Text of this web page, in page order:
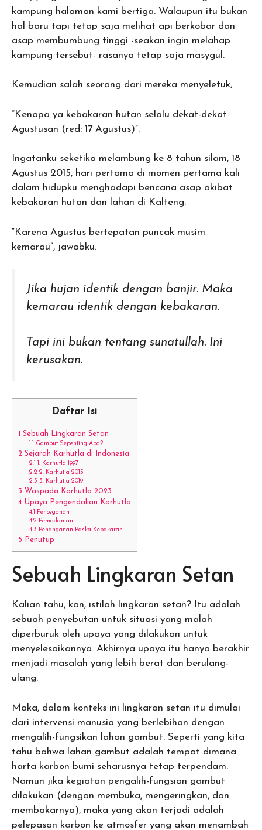
kampung halaman kami bertiga. Walaupun itu bukan
hal baru tapi tetap saja melihat api berkobar dan
asap membumbung tinggi -seakan ingin melahap
kampung tersebut- rasanya tetap saja masygul.
Kemudian salah seorang dari mereka menyeletuk,
“Kenapa ya kebakaran hutan selalu dekat-dekat
Agustusan (red: 17 Agustus)”.
Ingatanku seketika melambung ke 8 tahun silam, 18
Agustus 2015, hari pertama di momen pertama kali
dalam hidupku menghadapi bencana asap akibat
kebakaran hutan dan lahan di Kalteng.
“Karena Agustus bertepatan puncak musim
kemarau”, jawabku.
Jika hujan identik dengan banjir. Maka
kemarau identik dengan kebakaran.
Tapi ini bukan tentang sunatullah. Ini
kerusakan.
Daftar Isi
Sebuah Lingkaran Setan
1.1 Gambut Sepenting Apa?
2 Sejarah Karhutla di Indonesia
2.1 1. Karhutla 1997
2.2 2. Karhutla 2015
2.3 3. Karhutla 2019
3 Waspada Karhutla 2023
4 Upaya Pengendalian Karhutla
4.1 Pencegahan
4.2 Pemadaman
4.3 Penanganan Paska Kebakaran
5 Penutup
Sebuah Lingkaran Setan
Kalian tahu, kan, istilah lingkaran setan? Itu adalah
sebuah penyebutan untuk situasi yang malah
diperburuk oleh upaya yang dilakukan untuk
menyelesaikannya. Akhirnya upaya itu hanya berakhir
menjadi masalah yang lebih berat dan berulang-
ulang.
Maka, dalam konteks ini lingkaran setan itu dimulai
dari intervensi manusia yang berlebihan dengan
mengalih-fungsikan lahan gambut. Seperti yang kita
tahu bahwa lahan gambut adalah tempat dimana
harta karbon bumi seharusnya tetap terpendam.
Namun jika kegiatan pengalih-fungsian gambut
dilakukan (dengan membuka, mengeringkan, dan
membakarnya), maka yang akan terjadi adalah
pelepasan karbon ke atmosfer yang akan menambah